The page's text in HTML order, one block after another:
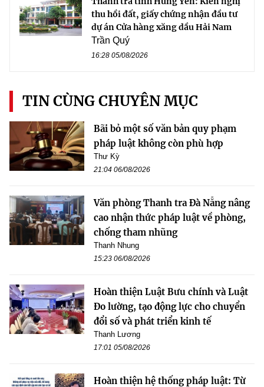
thu hồi đất, giấy chứng nhận đầu tư
dự án Cửa hàng xăng dầu Hải Nam
Trần Quý
16:28 05/08/2026
TIN CÙNG CHUYÊN MỤC
Bãi bỏ một số văn bản quy phạm
pháp luật không còn phù hợp
Thư Kỳ
21:04 06/08/2026
Văn phòng Thanh tra Đà Nẵng nâng
cao nhận thức pháp luật về phòng,
chống tham nhũng
Thanh Nhung
15:23 06/08/2026
Hoàn thiện Luật Bưu chính và Luật
Đo lường, tạo động lực cho chuyển
đổi số và phát triển kinh tế
Thanh Lương
17:01 05/08/2026
Hoàn thiện hệ thống pháp luật: Từ